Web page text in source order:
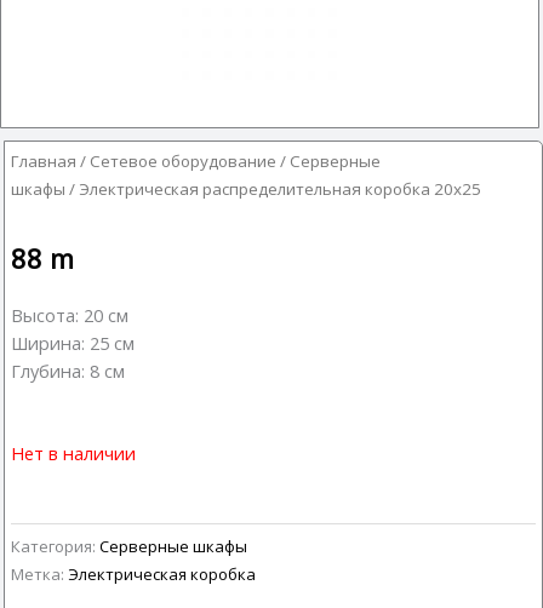
Главная / Сетевое оборудование / Серверные
шкафы / Электрическая распределительная коробка 20х25
88 m
Высота: 20 см
Ширина: 25 см
Глубина: 8 см
Нет в наличии
Категория: Серверные шкафы
Метка: Электрическая коробка